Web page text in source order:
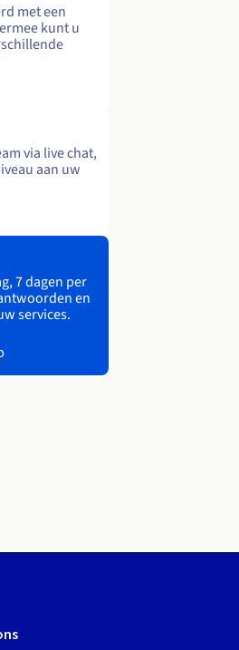
met een
kunt u
via live chat,
aan uw
7 dagen per
en
services.